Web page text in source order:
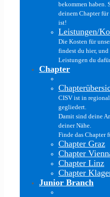
bekommen haben.
deinem Chapter
ist!
Leistungen/
Die Kosten für
findest du hier, und
Leistungen du
Chapter
CISV ist in
gegliedert.
Damit sind deine
deiner Nähe.
Finde das Chapter
Chapter Graz
Chapter
Chapter Linz
Chapter
Junior Branch